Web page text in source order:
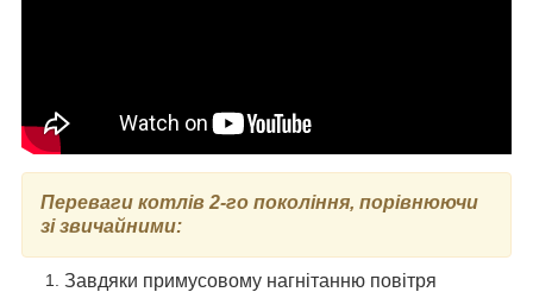
Переваги котлів 2-го покоління, порівнюючи
зі звичайними:
Завдяки примусовому нагнітанню повітря